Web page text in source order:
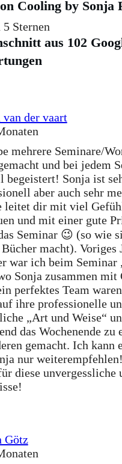
Cooling by Sonja
5 Sternen
aus 102
der vaart
mehrere Seminare/
und bei jedem
begeistert! Sonja ist
aber auch sehr
leitet dir mit viel
und mit einer gute
Seminar 😉 (so wie
macht). Voriges
war ich beim Seminar
Sonja zusammen mit
perfektes Team
ihre professionelle
„Art und Weise“
das Wochenende zu
gemacht. Ich kann
nur
diese unvergessliche
Götz